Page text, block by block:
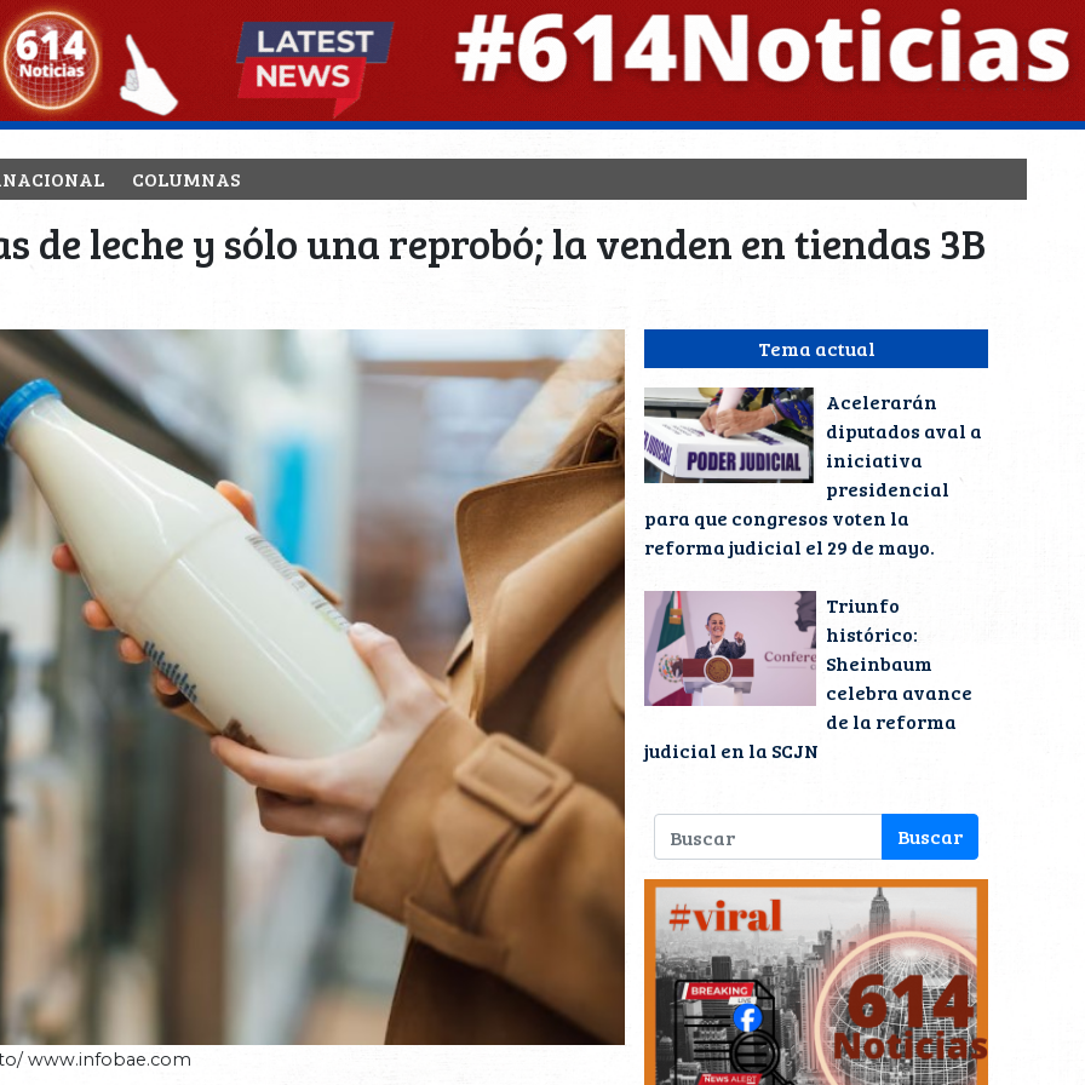
COLUMNAS
de leche y sólo una reprobó; la venden en tiendas 3B
www.infobae.com
Tema actual
Acelerarán
diputados aval a
iniciativa
presidencial
para que congresos voten la
reforma judicial el 29 de mayo.
Triunfo
histórico:
Sheinbaum
celebra avance
de la reforma
judicial en la SCJN